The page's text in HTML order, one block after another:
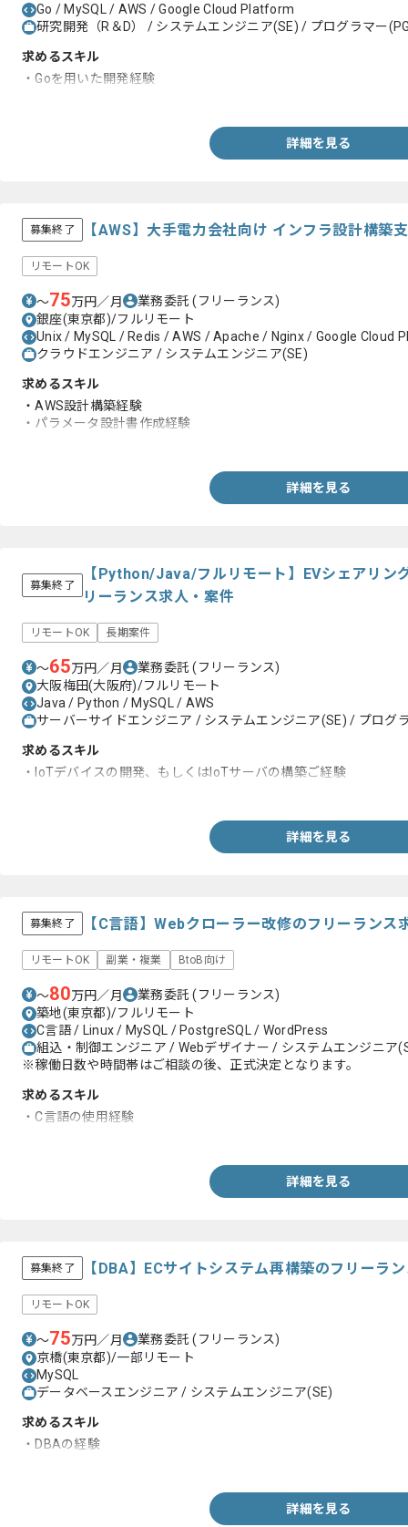
Go / MySQL / AWS / Google Cloud Platform
研究開発（R＆D） / システムエンジニア(SE) / プログラマー
求めるスキル
・Goを用いた開発経験
詳細を見る
募集終了 【AWS】大手電力会社向け インフラ設計構築
リモートOK
〜75万円／月 業務委託(フリーランス)
銀座(東京都)/フルリモート
Unix / MySQL / Redis / AWS / Apache / Nginx / Google Cloud
クラウドエンジニア / システムエンジニア(SE)
求めるスキル
・AWS設計構築経験
・パラメータ設計書作成経験
詳細を見る
募集終了
【Python/Java/フルリモート】EVシェアリン
リーランス求人・案件
リモートOK 長期案件
〜65万円／月 業務委託(フリーランス)
大阪梅田(大阪府)/フルリモート
Java / Python / MySQL / AWS
サーバーサイドエンジニア / システムエンジニア(SE) / プログ
求めるスキル
・IoTデバイスの開発、もしくはIoTサーバの構築ご経験
詳細を見る
募集終了 【C言語】Webクローラー改修のフリーランス
リモートOK 副業・複業 BtoB向け
〜80万円／月 業務委託(フリーランス)
築地(東京都)/フルリモート
C言語 / Linux / MySQL / PostgreSQL / WordPress
組込・制御エンジニア / Webデザイナー / システムエンジニア
※稼働日数や時間帯はご相談の後、正式決定となります。
求めるスキル
・C言語の使用経験
詳細を見る
募集終了 【DBA】ECサイトシステム再構築のフリーラ
リモートOK
〜75万円／月 業務委託(フリーランス)
京橋(東京都)/一部リモート
MySQL
データベースエンジニア / システムエンジニア(SE)
求めるスキル
・DBAの経験
詳細を見る